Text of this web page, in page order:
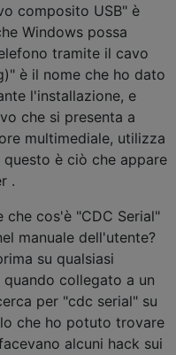
composito USB" è
Windows possa
tramite il cavo
è il nome che ho dato
l'installazione, e
che si presenta a
multimediale, utilizza
è ciò che appare
.
che cos'è "CDC Serial"
manuale dell'utente?
su qualsiasi
collegato a un
per "cdc serial" su
che ho potuto trovare
alcuni hack sui